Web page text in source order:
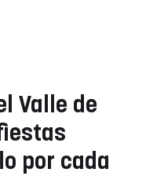
Valle de
por cada